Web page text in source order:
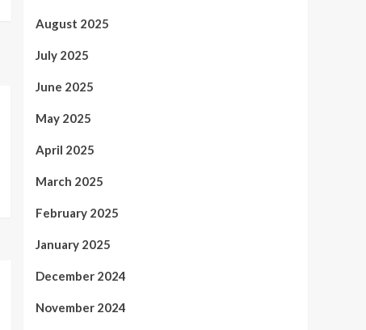
August 2025
July 2025
June 2025
May 2025
April 2025
March 2025
February 2025
January 2025
December 2024
November 2024